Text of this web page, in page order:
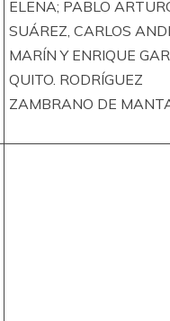
ELENA; PABLO
SUÁREZ, CARLOS
MARÍN Y ENRIQUE
QUITO. RODRÍGUEZ
ZAMBRANO DE